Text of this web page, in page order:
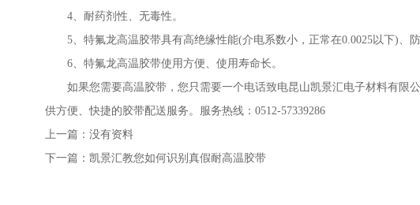
4、耐药剂性、无毒性。
5、特氟龙高温胶带具有高绝缘性能(介电系数小，正常在0.0025以下)
6、特氟龙高温胶带使用方便、使用寿命长。
如果您需要高温胶带，您只需要一个电话致电昆山凯景汇电子材料有限
供方便、快捷的胶带配送服务。服务热线：0512-57339286
上一篇：没有资料
下一篇： 凯景汇教您如何识别真假耐高温胶带